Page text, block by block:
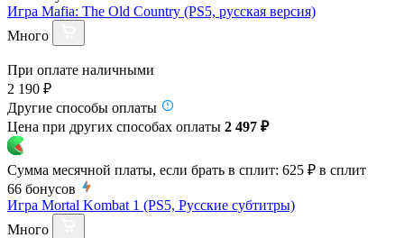
Игра Mafia: The Old Country (PS5, русская версия)
Много
При оплате наличными
2 190 ₽
Другие способы оплаты
Цена при других способах оплаты 2 497 ₽
Сумма месячной платы, если брать в сплит: 625 ₽ в сплит
66 бонусов
Игра Mortal Kombat 1 (PS5, Русские субтитры)
Много